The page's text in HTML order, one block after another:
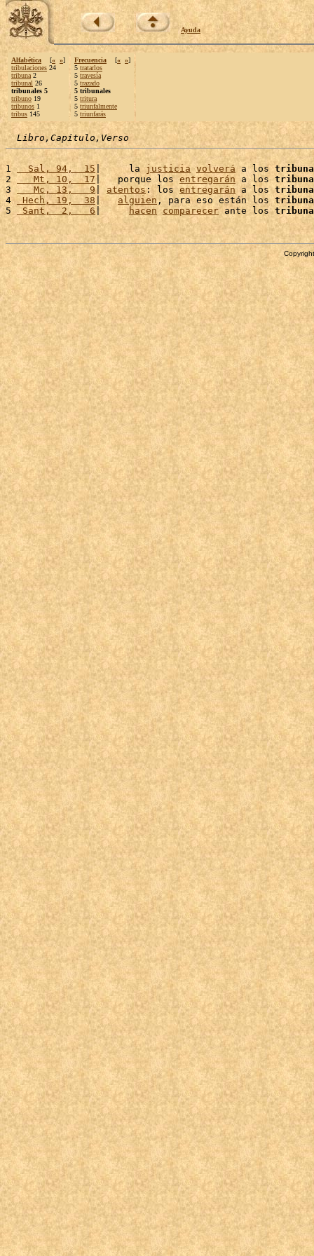
Ayuda
Alfabética [« »]
tribulaciones 24
tribuna 2
tribunal 26
tribunales 5
tribuno 19
tribunos 1
tribus 145
Frecuencia [« »]
5 tratarlos
5 travesía
5 trazado
5 tribunales
5 tritura
5 triunfalmente
5 triunfarás
Libro,Capítulo,Verso
1
  Sal, 94,  15
|     la justicia volverá a los
2
   Mt, 10,  17
|   porque los entregarán a los
3
   Mc, 13,   9
| atentos: los entregarán a los
4 Hech, 19,  38 | alguien, para eso están los
5
Sant,  2,   6 | hacen comparecer ante los